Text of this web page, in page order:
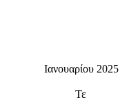
Ιανουαρίου 2025
Τε